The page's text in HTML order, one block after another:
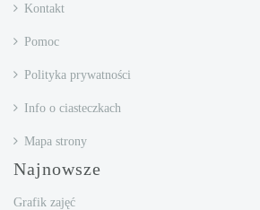
Kontakt
Pomoc
Polityka prywatności
Info o ciasteczkach
Mapa strony
Najnowsze
Grafik zajęć